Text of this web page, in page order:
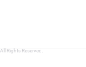
All Rights Reserved.